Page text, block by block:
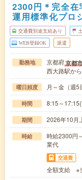
2300円＊完全
運用標準化プロ
交通費別途支給あり
WEB登録OK 派遣
勤務地 京都府京都
西大路駅か
曜日頻度 月～金（週5
時間 8:15～
期間 2026年10月
時給
時給2300円
業代
交通費
全額支給 ※